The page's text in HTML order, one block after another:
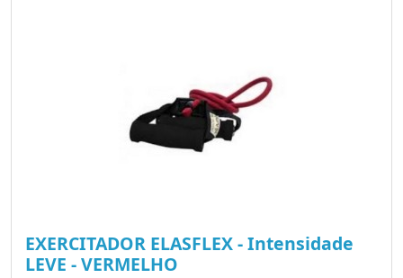
EXERCITADOR ELASFLEX - Intensidade
LEVE - VERMELHO